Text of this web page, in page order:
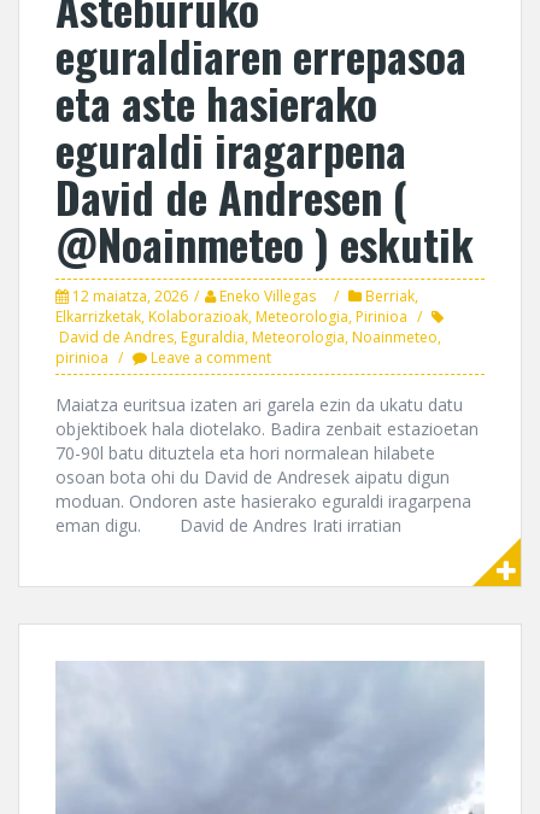
eguraldiaren errepasoa
eta aste hasierako
eguraldi iragarpena
David de Andresen (
@Noainmeteo ) eskutik
12 maiatza, 2026 Eneko Villegas Berriak,
Elkarrizketak,Kolaborazioak,Meteorologia,Pirinioa
David de Andres,Eguraldia,Meteorologia,Noainmeteo,
pirinioa
Leave a comment
Maiatza euritsua izaten ari garela ezin da ukatu datu
objektiboek hala diotelako. Badira zenbait estazioetan
70-90l batu dituztela eta hori normalean hilabete
osoan bota ohi du David de Andresek aipatu digun
moduan. Ondoren aste hasierako eguraldi iragarpena
eman digu. David de Andres Irati irratian